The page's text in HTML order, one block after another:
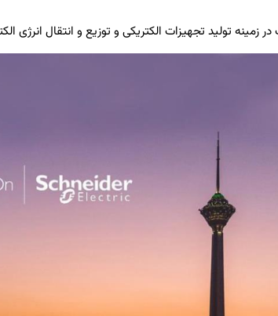
زمینه تولید تجهیزات الكتریكی و توزیع و انتقال انرژی